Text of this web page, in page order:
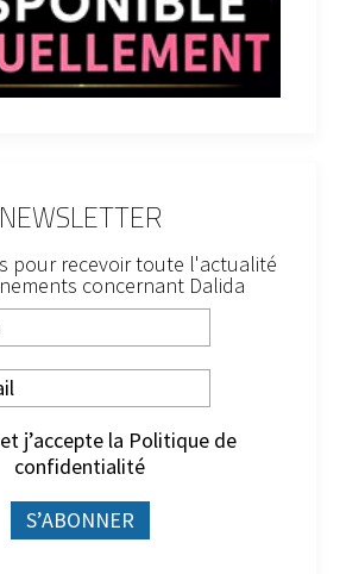
NEWSLETTER
pour recevoir toute l'actualité
concernant Dalida
j’accepte la Politique de
confidentialité